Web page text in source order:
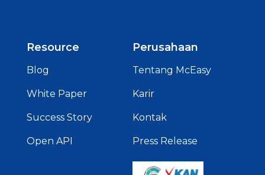
Resource
Blog
White Paper
Success Story
Open API
Perusahaan
Tentang McEasy
Karir
Kontak
Press Release